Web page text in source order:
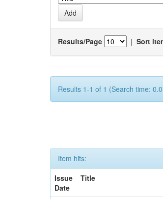
Results/Page | Sort
Results 1-1 of 1 (Search time:
Item hits:
Issue
Date
Title